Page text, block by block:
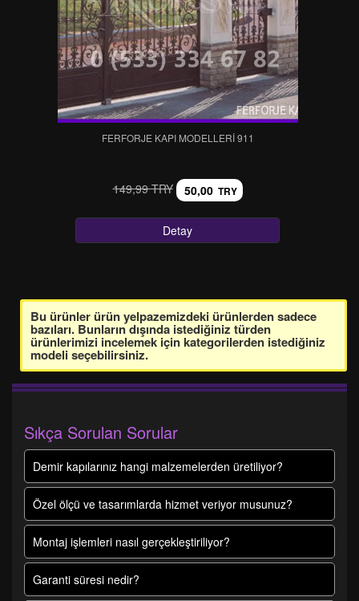
FERFORJE KAPI MODELLERI 911
149,99 TRY 50,00 TRY
Detay
Bu ürünler ürün yelpazemizdeki ürünlerden sadece
bazıları. Bunların dışında istediğiniz türden
ürünlerimizi incelemek için kategorilerden istediğiniz
modeli seçebilirsiniz.
Sıkça Sorulan Sorular
Demir kapılarınız hangi malzemelerden üretiliyor?
Özel ölçü ve tasarımlarda hizmet veriyor musunuz?
Montaj işlemleri nasıl gerçekleştiriliyor?
Garanti süresi nedir?